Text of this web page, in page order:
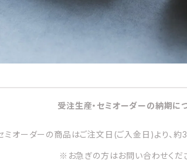
受注生産・セミオーダーの納期に
ミオーダーの商品はご注文日(ご入金日)より、約
※お急ぎの方はお問い合わせくだ